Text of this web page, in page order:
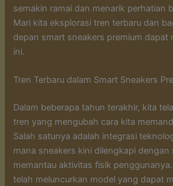
semakin ramai dan menarik perhatian
Mari kita eksplorasi tren terbaru dan
depan smart sneakers premium dapat
ini.
Tren Terbaru dalam Smart Sneakers
Dalam beberapa tahun terakhir, kita
tren yang mengubah cara kita
Salah satunya adalah integrasi
mana sneakers kini dilengkapi
memantau aktivitas fisik
telah meluncurkan model yang dapat